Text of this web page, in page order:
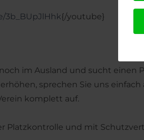
3b_BUpJlHhk{/youtube}
im Ausland und sucht
sprechen Sie uns
komplett auf.
Platzkontrolle und mit